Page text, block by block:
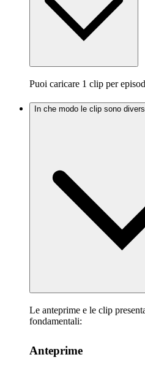
Puoi caricare 1 clip per
In che modo le clip sono
Le anteprime e le clip
fondamentali:
Anteprime